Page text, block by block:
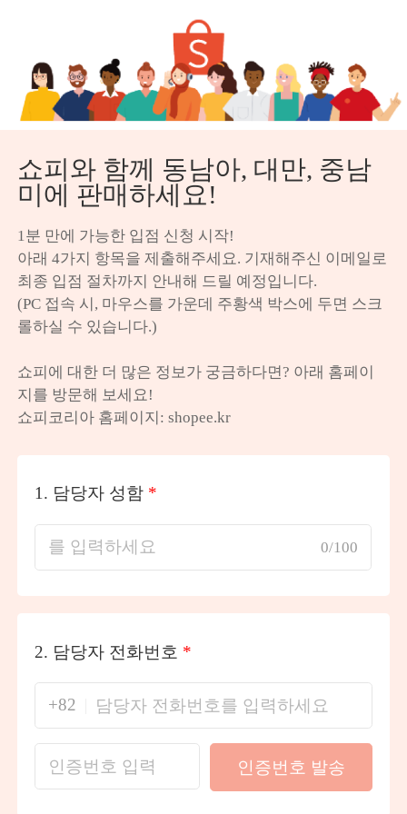
쇼피와 함께 동남아, 대만, 중남
미에 판매하세요!
1분 만에 가능한 입점 신청 시작!
아래 4가지 항목을 제출해주세요. 기재해주신 이메일로
최종 입점 절차까지 안내해 드릴 예정입니다.
(PC 접속 시, 마우스를 가운데 주황색 박스에 두면 스크
롤하실 수 있습니다.)
쇼피에 대한 더 많은 정보가 궁금하다면? 아래 홈페이
지를 방문해 보세요!
쇼피코리아 홈페이지: shopee.kr
1. 담당자 성함 *
0/100
2. 담당자 전화번호 *
+82
인증번호 발송